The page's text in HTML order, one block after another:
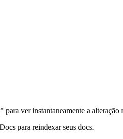
ver instantaneamente a alteração
para reindexar seus docs.